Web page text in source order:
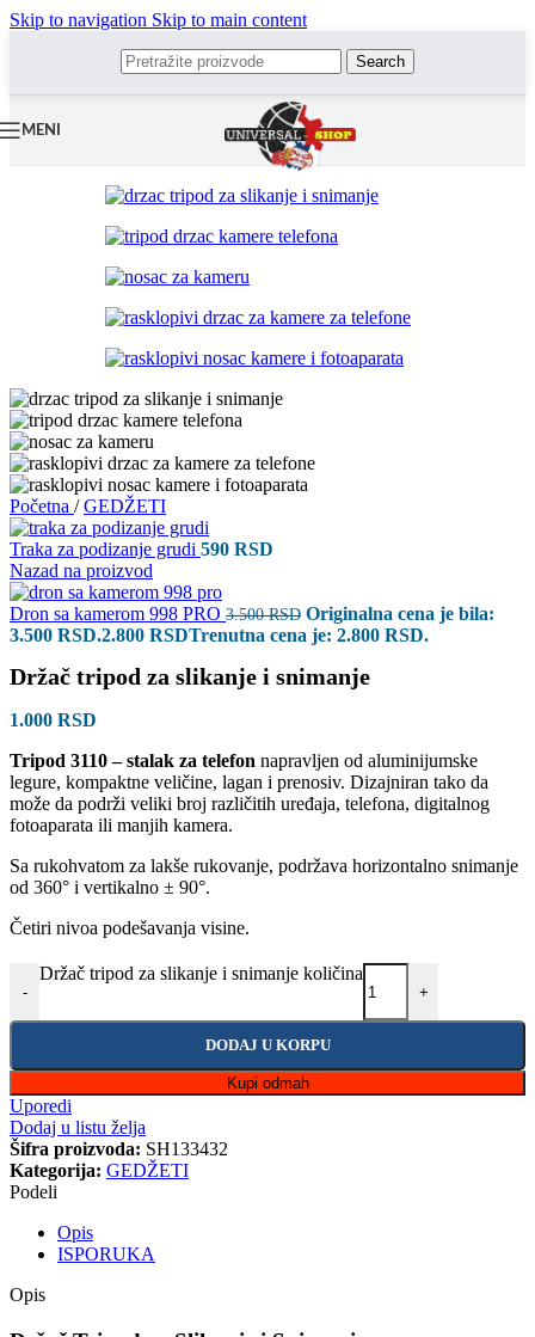
Skip to navigation Skip to main content
Search
MENI
Početna / GEDŽETI
Traka za podizanje grudi 590 RSD
Nazad na proizvod
Dron sa kamerom 998 PRO 3.500RSD Originalna cena je bila:
3.500 RSD.2.800 RSDTrenutna cena je: 2.800 RSD.
Držač tripod za slikanje i snimanje
1.000 RSD
Tripod 3110 – stalak za telefon napravljen od aluminijumske
legure, kompaktne veličine, lagan i prenosiv. Dizajniran tako da
može da podrži veliki broj različitih uređaja, telefona, digitalnog
fotoaparata ili manjih kamera.
Sa rukohvatom za lakše rukovanje, podržava horizontalno snimanje
od 360° i vertikalno ± 90°.
Četiri nivoa podešavanja visine.
-
Držač tripod za slikanje i snimanje količina
+
DODAJ U KORPU
Kupi odmah
Uporedi
Dodaj u listu želja
Šifra proizvoda: SH133432
Kategorija: GEDŽETI
Podeli
Opis
ISPORUKA
Opis